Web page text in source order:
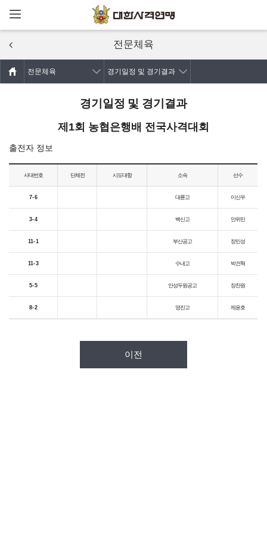
주요콘텐츠로
전문체육
전문체육 경기일정 및 경기결과
경기일정 및 경기결과
제1회 농협은행배 전국사격대회
출전자 정보
사대번호 단체전 시도대항 소속 선수
7 - 6 대륜고 이신우
3 - 4 백신고 안위민
11 - 1 부산공고 장민성
11 - 3 수내고 박건혁
5 - 5 안성두원공고 장찬원
8 - 2 영진고 제윤호
이전